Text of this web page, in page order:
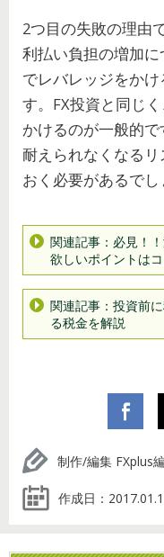
2つ目の失敗の理由
利払い負担の増加
でレバレッジをか
す。FX投資と同じ
かけるのが一般的
耐えられなくなる
おく必要があるでし
関連記事：必見！
欲しいポイントはコ
関連記事：投資前
る税金を解説
制作/編集 FXplus
作成日：